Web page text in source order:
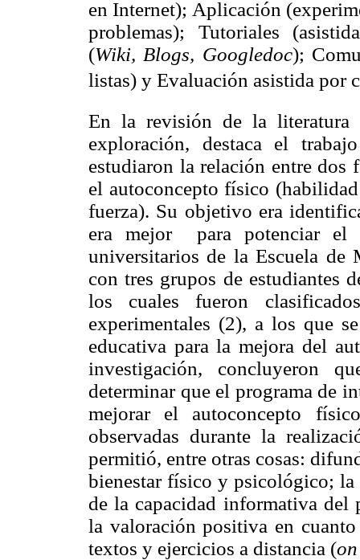
en Internet); Aplicación
problemas); Tutoriales
(Wiki, Blogs, Googledoc);
listas) y Evaluación asistida por
En la revisión de la literatura
exploración, destaca el
estudiaron la relación entre dos
el autoconcepto físico
fuerza). Su objetivo era
era mejor
para potenciar el
universitarios de la Escuela de
con tres grupos de estudiantes
los cuales fueron
experimentales (2), a los que
educativa para la mejora del
investigación, concluyeron
determinar que el programa de
mejorar el autoconcepto
observadas durante la
permitió, entre otras cosas:
bienestar físico y psicológico;
de la capacidad informativa del
la valoración positiva en
textos y ejercicios a distancia (